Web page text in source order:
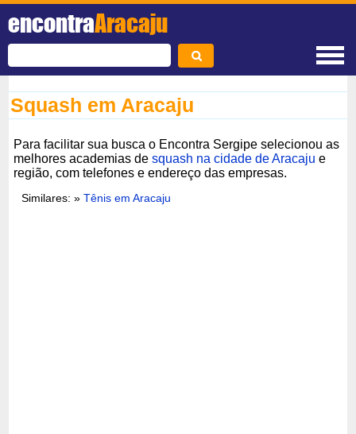
encontraAracaju
Squash em Aracaju
Para facilitar sua busca o Encontra Sergipe selecionou as
melhores academias desquash na cidade de Aracaju e
região, com telefones e endereço das empresas.
Similares: »Tênis em Aracaju